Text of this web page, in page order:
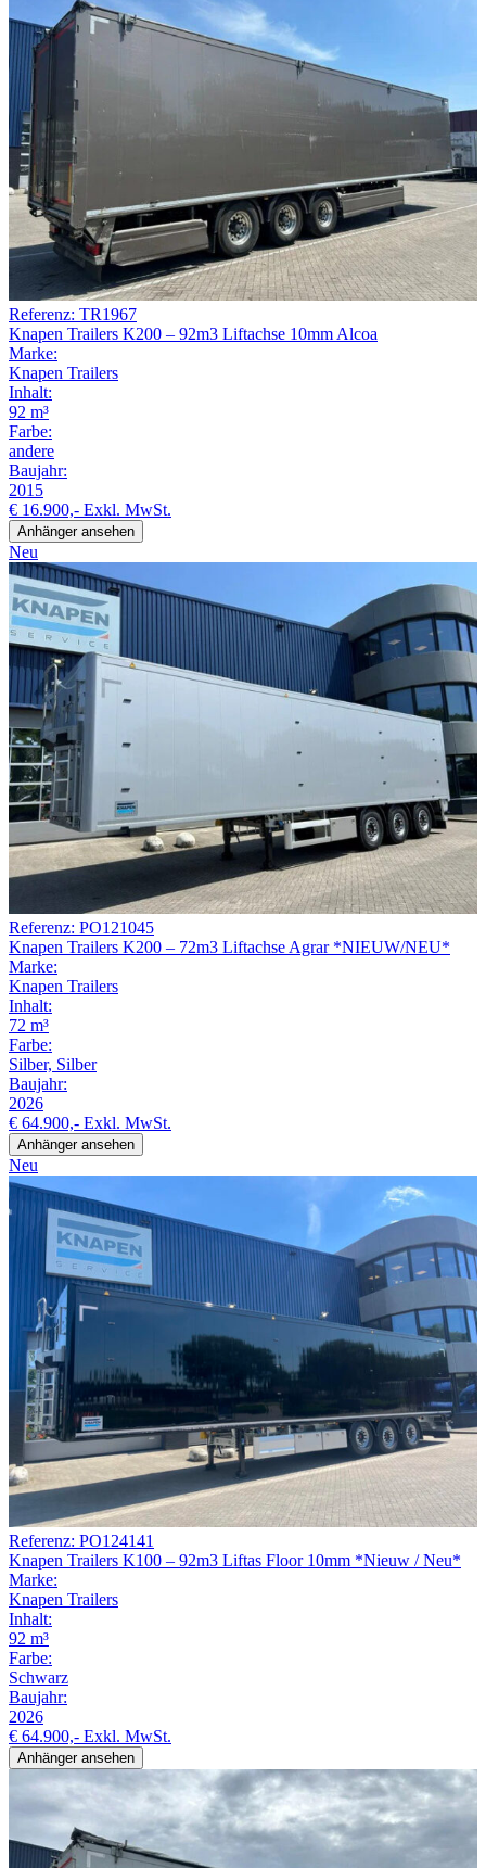
Referenz: TR1967
Knapen Trailers K200 – 92m3 Liftachse 10mm Alcoa
Marke:
Knapen Trailers
Inhalt:
92 m³
Farbe:
andere
Baujahr:
2015
€ 16.900,- Exkl. MwSt.
Anhänger ansehen
Neu
Referenz: PO121045
Knapen Trailers K200 – 72m3 Liftachse Agrar *NIEUW/NEU*
Marke:
Knapen Trailers
Inhalt:
72 m³
Farbe:
Silber, Silber
Baujahr:
2026
€ 64.900,- Exkl. MwSt.
Anhänger ansehen
Neu
Referenz: PO124141
Knapen Trailers K100 – 92m3 Liftas Floor 10mm *Nieuw / Neu*
Marke:
Knapen Trailers
Inhalt:
92 m³
Farbe:
Schwarz
Baujahr:
2026
€ 64.900,- Exkl. MwSt.
Anhänger ansehen